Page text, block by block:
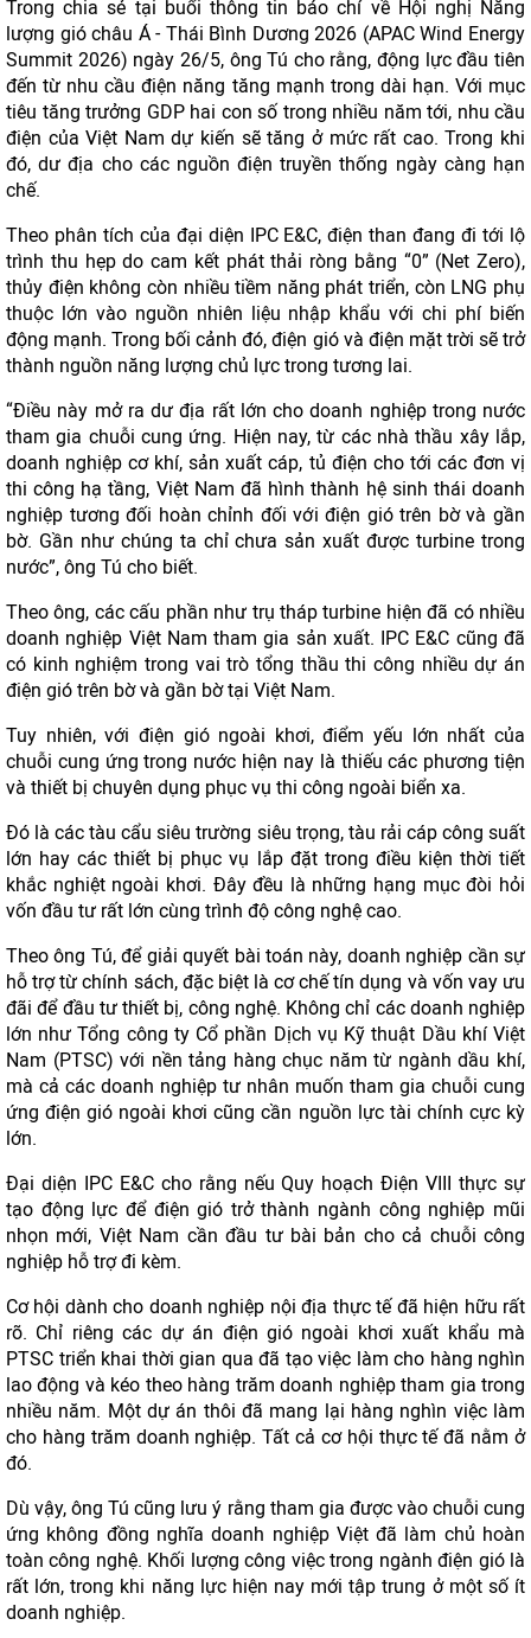
Trong chia sẻ tại buổi thông tin báo chí về Hội nghị Năng
lượng gió châu Á - Thái Bình Dương 2026 (APAC Wind Energy
Summit 2026) ngày 26/5, ông Tú cho rằng, động lực đầu tiên
đến từ nhu cầu điện năng tăng mạnh trong dài hạn. Với mục
tiêu tăng trưởng GDP hai con số trong nhiều năm tới, nhu cầu
điện của Việt Nam dự kiến sẽ tăng ở mức rất cao. Trong khi
đó, dư địa cho các nguồn điện truyền thống ngày càng hạn
chế.
Theo phân tích của đại diện IPC E&C, điện than đang đi tới lộ
trình thu hẹp do cam kết phát thải ròng bằng “0” (Net Zero),
thủy điện không còn nhiều tiềm năng phát triển, còn LNG phụ
thuộc lớn vào nguồn nhiên liệu nhập khẩu với chi phí biến
động mạnh. Trong bối cảnh đó, điện gió và điện mặt trời sẽ trở
thành nguồn năng lượng chủ lực trong tương lai.
“Điều này mở ra dư địa rất lớn cho doanh nghiệp trong nước
tham gia chuỗi cung ứng. Hiện nay, từ các nhà thầu xây lắp,
doanh nghiệp cơ khí, sản xuất cáp, tủ điện cho tới các đơn vị
thi công hạ tầng, Việt Nam đã hình thành hệ sinh thái doanh
nghiệp tương đối hoàn chỉnh đối với điện gió trên bờ và gần
bờ. Gần như chúng ta chỉ chưa sản xuất được turbine trong
nước”, ông Tú cho biết.
Theo ông, các cấu phần như trụ tháp turbine hiện đã có nhiều
doanh nghiệp Việt Nam tham gia sản xuất. IPC E&C cũng đã
có kinh nghiệm trong vai trò tổng thầu thi công nhiều dự án
điện gió trên bờ và gần bờ tại Việt Nam.
Tuy nhiên, với điện gió ngoài khơi, điểm yếu lớn nhất của
chuỗi cung ứng trong nước hiện nay là thiếu các phương tiện
và thiết bị chuyên dụng phục vụ thi công ngoài biển xa.
Đó là các tàu cẩu siêu trường siêu trọng, tàu rải cáp công suất
lớn hay các thiết bị phục vụ lắp đặt trong điều kiện thời tiết
khắc nghiệt ngoài khơi. Đây đều là những hạng mục đòi hỏi
vốn đầu tư rất lớn cùng trình độ công nghệ cao.
Theo ông Tú, để giải quyết bài toán này, doanh nghiệp cần sự
hỗ trợ từ chính sách, đặc biệt là cơ chế tín dụng và vốn vay ưu
đãi để đầu tư thiết bị, công nghệ. Không chỉ các doanh nghiệp
lớn như Tổng công ty Cổ phần Dịch vụ Kỹ thuật Dầu khí Việt
Nam (PTSC) với nền tảng hàng chục năm từ ngành dầu khí,
mà cả các doanh nghiệp tư nhân muốn tham gia chuỗi cung
ứng điện gió ngoài khơi cũng cần nguồn lực tài chính cực kỳ
lớn.
Đại diện IPC E&C cho rằng nếu Quy hoạch Điện VIII thực sự
tạo động lực để điện gió trở thành ngành công nghiệp mũi
nhọn mới, Việt Nam cần đầu tư bài bản cho cả chuỗi công
nghiệp hỗ trợ đi kèm.
Cơ hội dành cho doanh nghiệp nội địa thực tế đã hiện hữu rất
rõ. Chỉ riêng các dự án điện gió ngoài khơi xuất khẩu mà
PTSC triển khai thời gian qua đã tạo việc làm cho hàng nghìn
lao động và kéo theo hàng trăm doanh nghiệp tham gia trong
nhiều năm. Một dự án thôi đã mang lại hàng nghìn việc làm
cho hàng trăm doanh nghiệp. Tất cả cơ hội thực tế đã nằm ở
đó.
Dù vậy, ông Tú cũng lưu ý rằng tham gia được vào chuỗi cung
ứng không đồng nghĩa doanh nghiệp Việt đã làm chủ hoàn
toàn công nghệ. Khối lượng công việc trong ngành điện gió là
rất lớn, trong khi năng lực hiện nay mới tập trung ở một số ít
doanh nghiệp.